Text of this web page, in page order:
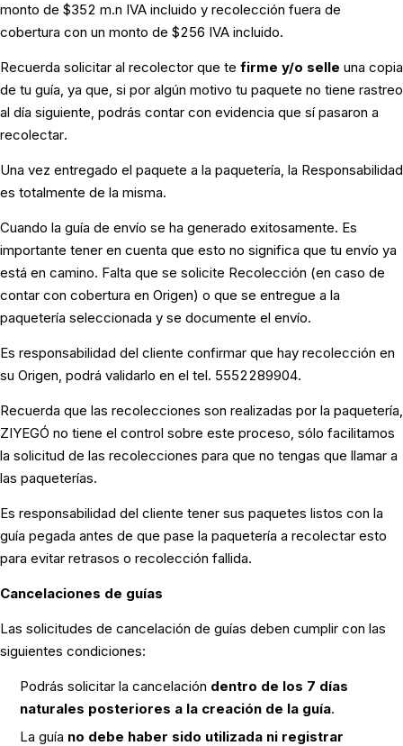
monto de $352 m.n IVA incluido y recolección fuera de
cobertura con un monto de $256 IVA incluido.
Recuerda solicitar al recolector que te firme y/o selle una copia
de tu guía, ya que, si por algún motivo tu paquete no tiene rastreo
al día siguiente, podrás contar con evidencia que sí pasaron a
recolectar.
Una vez entregado el paquete a la paquetería, la Responsabilidad
es totalmente de la misma.
Cuando la guía de envío se ha generado exitosamente. Es
importante tener en cuenta que esto no significa que tu envío ya
está en camino. Falta que se solicite Recolección (en caso de
contar con cobertura en Origen) o que se entregue a la
paquetería seleccionada y se documente el envío.
Es responsabilidad del cliente confirmar que hay recolección en
su Origen, podrá validarlo en el tel. 5552289904.
Recuerda que las recolecciones son realizadas por la paquetería,
ZIYEGÓ no tiene el control sobre este proceso, sólo facilitamos
la solicitud de las recolecciones para que no tengas que llamar a
las paqueterías.
Es responsabilidad del cliente tener sus paquetes listos con la
guía pegada antes de que pase la paquetería a recolectar esto
para evitar retrasos o recolección fallida.
Cancelaciones de guías
Las solicitudes de cancelación de guías deben cumplir con las
siguientes condiciones:
Podrás solicitar la cancelación dentro de los 7 días
naturales posteriores a la creación de la guía.
La guía no debe haber sido utilizada ni registrar